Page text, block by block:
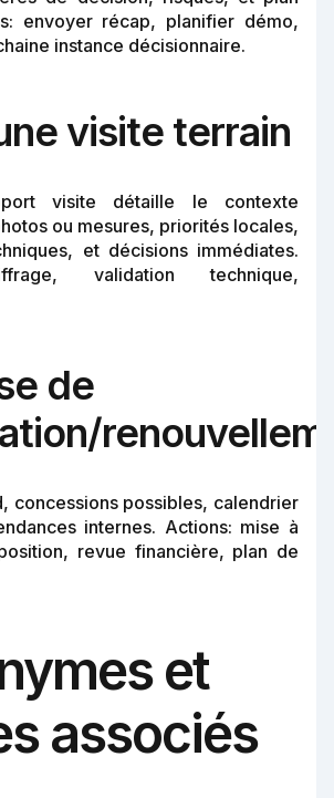
envoyer récap, planifier démo,
instance décisionnaire.
visite terrain
visite détaille le contexte
ou mesures, priorités locales,
et décisions immédiates.
validation technique,
de
concessions possibles, calendrier
internes. Actions: mise à
revue financière, plan de
et
associés